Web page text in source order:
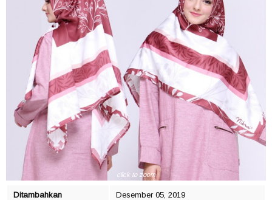
click to zoom
Ditambahkan Desember 05, 2019